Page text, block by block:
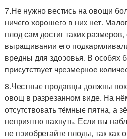
7.Не нужно вестись на овощи
ничего хорошего в них нет.
плод сам достиг таких размеров,
выращивании его
вредны для здоровья. В особях
присутствует чрезмерное
8.Честные продавцы должны
овощ в разрезанном виде. На
отсутствовать тёмные пятна, а
неприятно пахнуть. Если вы
не приобретайте плоды, так как